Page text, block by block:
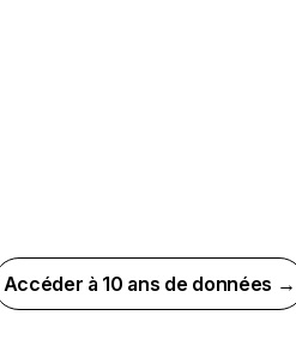
Accéder à 10 ans de données →